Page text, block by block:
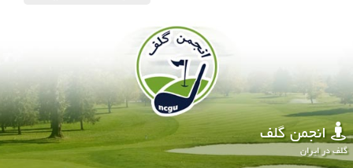
انجمن گلف
گلف در ایران